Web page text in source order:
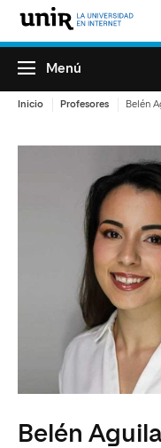
Menú
Inicio Profesores Belén
Belén